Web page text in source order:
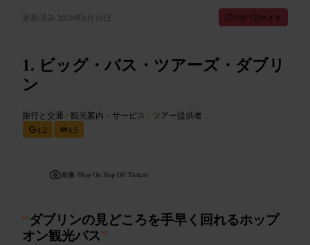
更新済み 2026年6月10日 10分で読めます
ビッグ・バス・ツアーズ・ダブリ
ン
旅行と交通 • 観光案内・サービス • ツアー提供者
4.2
4.5
画像 /Hop On Hop Off Tickets
“ダブリンの見どころを手早く回れるホップ
オン観光バス”